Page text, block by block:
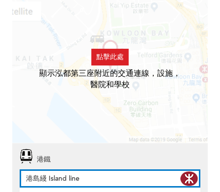
點擊此處
顯示泓都第三座附近的交通連線，設施，
醫院和學校
港鐵
港島綫 Island line